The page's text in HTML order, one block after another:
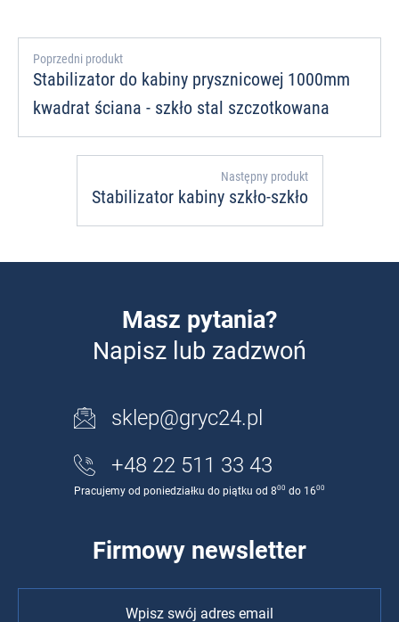
Poprzedni produkt
Stabilizator do kabiny prysznicowej 1000mm
kwadrat ściana - szkło stal szczotkowana
Następny produkt
Stabilizator kabiny szkło-szkło
Masz pytania?
Napisz lub zadzwoń
sklep@gryc24.pl
+48 22 511 33 43
Pracujemy od poniedziałku do piątku od 800 do 1600
Firmowy newsletter